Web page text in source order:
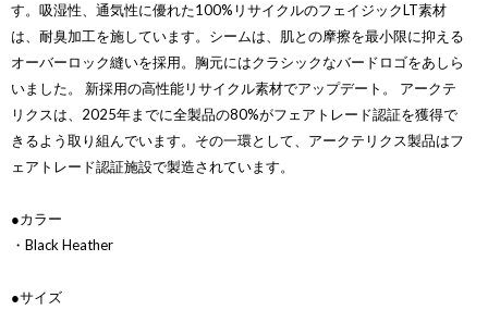
す。吸湿性、通気性に優れた100%リサイクルのフェイジックLT素材
は、耐臭加工を施しています。シームは、肌との摩擦を最小限に抑える
オーバーロック縫いを採用。胸元にはクラシックなバードロゴをあしら
いました。 新採用の高性能リサイクル素材でアップデート。 アークテ
リクスは、2025年までに全製品の80%がフェアトレード認証を獲得で
きるよう取り組んでいます。その一環として、アークテリクス製品はフ
ェアトレード認証施設で製造されています。
●カラー
・Black Heather
●サイズ